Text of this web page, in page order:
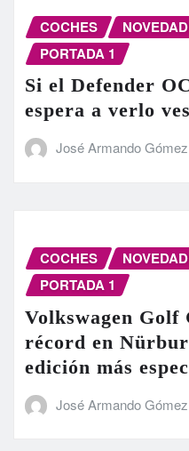
COCHES
PORTADA 1
Si el Defender
espera a verlo
José Armando Gómez
COCHES
PORTADA 1
Volkswagen
récord en
edición más
José Armando Gómez